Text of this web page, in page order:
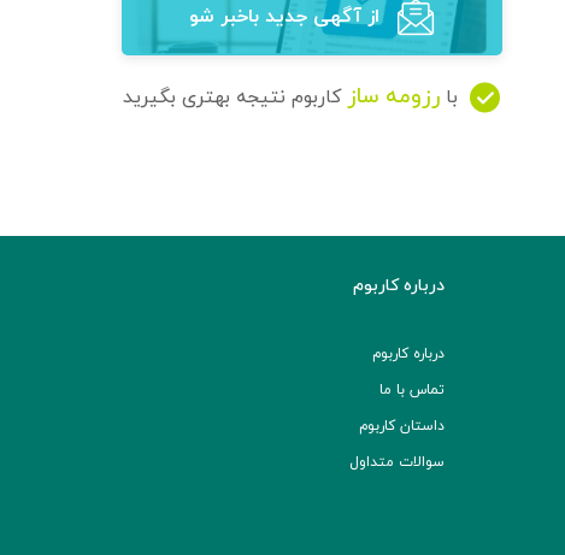
از آگهی‌ جدید باخبر شو
با رزومه ساز کاربوم نتیجه بهتری بگیرید
درباره کاربوم
درباره کاربوم
تماس با ما
داستان کاربوم
سوالات متداول